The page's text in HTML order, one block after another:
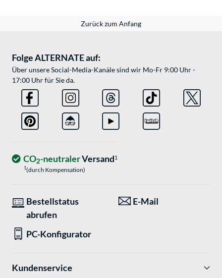
Zurück zum Anfang
Folge ALTERNATE auf:
Über unsere Social-Media-Kanäle sind wir Mo-Fr 9:00 Uhr -
17:00 Uhr für Sie da.
CO2-neutralerVersand1
1(durch Kompensation)
Bestellstatus
abrufen
E-Mail
PC-Konfigurator
Kundenservice